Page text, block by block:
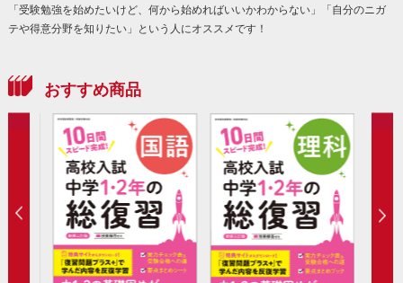
「受験勉強を始めたいけど、何から始めればいいかわからない」「自分のニガ
テや得意分野を知りたい」という人にオススメです！
おすすめ商品